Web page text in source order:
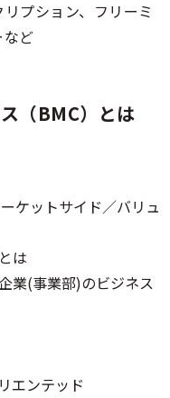
プション、フリーミ
ど
（BMC）とは
ケットサイド／バリュ
は
業(事業部)のビジネス
エンテッド